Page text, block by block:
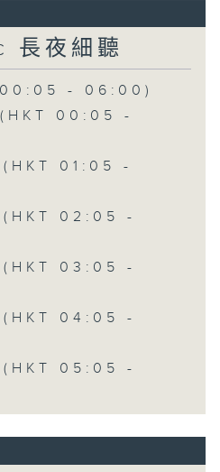
夜細聽
- 06:00)
(HKT 00:05 -
01:05 -
(HKT 02:05 -
(HKT 03:05 -
(HKT 04:05 -
(HKT 05:05 -